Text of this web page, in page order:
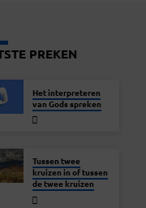
PREKEN
Het interpreteren
van Gods spreken
Tussen twee
kruizen in of tussen
de twee kruizen